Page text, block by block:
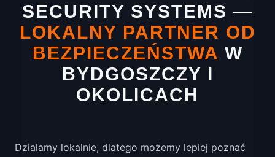
SECURITY SYSTEMS —
LOKALNY PARTNER OD
BEZPIECZEŃSTWA W
BYDGOSZCZY I
OKOLICACH
Działamy lokalnie, dlatego możemy lepiej poznać